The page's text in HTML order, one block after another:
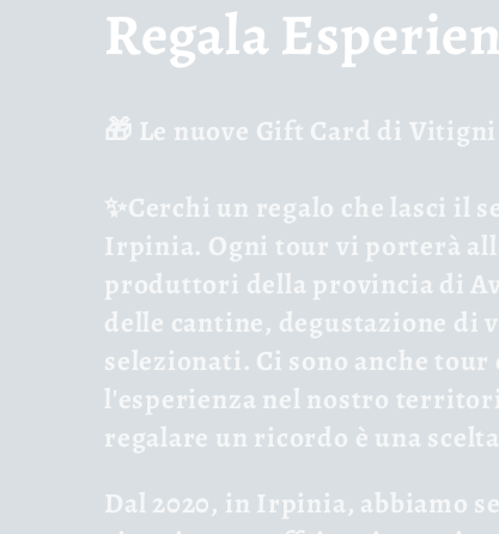
C
o
l
l
e
c
t
Regala
🎁 Le nuove Gift Card di
✨Cerchi un regalo che lasci il
Irpinia. Ogni tour vi porterà
produttori della provincia di
delle cantine, degustazione
selezionati. Ci sono anche
l'esperienza nel nostro
regalare un ricordo è una
Dal 2020, in Irpinia, abbiamo